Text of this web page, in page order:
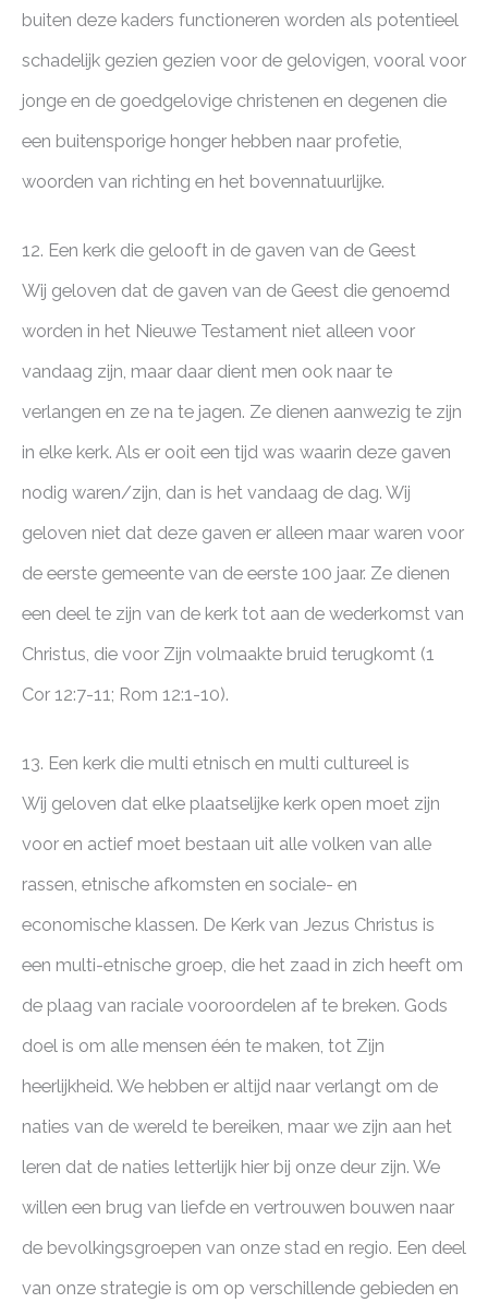
buiten deze kaders functioneren worden als potentieel
schadelijk gezien gezien voor de gelovigen, vooral voor
jonge en de goedgelovige christenen en degenen die
een buitensporige honger hebben naar profetie,
woorden van richting en het bovennatuurlijke.
12. Een kerk die gelooft in de gaven van de Geest
Wij geloven dat de gaven van de Geest die genoemd
worden in het Nieuwe Testament niet alleen voor
vandaag zijn, maar daar dient men ook naar te
verlangen en ze na te jagen. Ze dienen aanwezig te zijn
in elke kerk. Als er ooit een tijd was waarin deze gaven
nodig waren/zijn, dan is het vandaag de dag. Wij
geloven niet dat deze gaven er alleen maar waren voor
de eerste gemeente van de eerste 100 jaar. Ze dienen
een deel te zijn van de kerk tot aan de wederkomst van
Christus, die voor Zijn volmaakte bruid terugkomt (1
Cor 12:7-11; Rom 12:1-10).
13. Een kerk die multi etnisch en multi cultureel is
Wij geloven dat elke plaatselijke kerk open moet zijn
voor en actief moet bestaan uit alle volken van alle
rassen, etnische afkomsten en sociale- en
economische klassen. De Kerk van Jezus Christus is
een multi-etnische groep, die het zaad in zich heeft om
de plaag van raciale vooroordelen af te breken. Gods
doel is om alle mensen één te maken, tot Zijn
heerlijkheid. We hebben er altijd naar verlangt om de
naties van de wereld te bereiken, maar we zijn aan het
leren dat de naties letterlijk hier bij onze deur zijn. We
willen een brug van liefde en vertrouwen bouwen naar
de bevolkingsgroepen van onze stad en regio. Een deel
van onze strategie is om op verschillende gebieden en